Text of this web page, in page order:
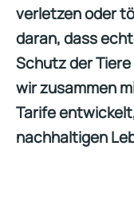
verletzen oder
daran, dass
Schutz der
wir zusammen
Tarife
nachhaltigen